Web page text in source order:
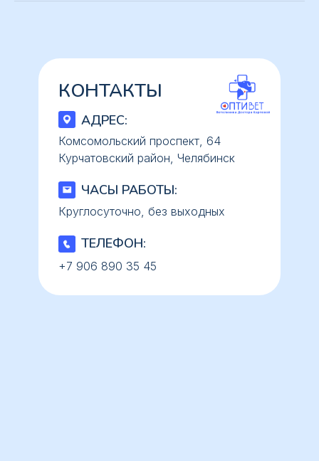
АДРЕС:
Комсомольский проспект, 64
Курчатовский район, Челябинск
ТЕЛЕФОН:
+7 906 890 35 45
ЧАСЫ РАБОТЫ:
Круглосуточно, без выходных
КОНТАКТЫ